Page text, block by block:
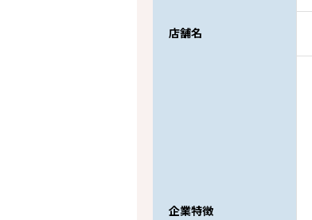
店舗名
企業特徴